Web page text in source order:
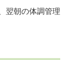
翌朝の体調管理